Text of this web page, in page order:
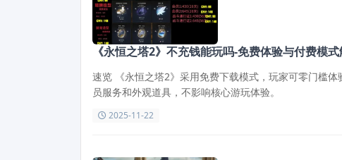
《永恒之塔2》不充钱能玩吗-免费体验与付费模
速览 《永恒之塔2》采用免费下载模式，玩家可零门槛
员服务和外观道具，不影响核心游玩体验。
2025-11-22